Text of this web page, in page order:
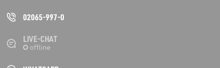
02065-997-0
LIVE-CHAT